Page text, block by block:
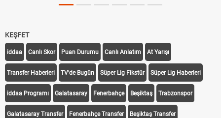
KEŞFET
iddaa Canlı Skor Puan Durumu Canlı Anlatım At Yarışı
Transfer Haberleri TV'de Bugün Süper Lig Fikstür Süper Lig Haberleri
iddaa Programı Galatasaray Fenerbahçe Beşiktaş Trabzonspor
Galatasaray Transfer Fenerbahçe Transfer Beşiktaş Transfer